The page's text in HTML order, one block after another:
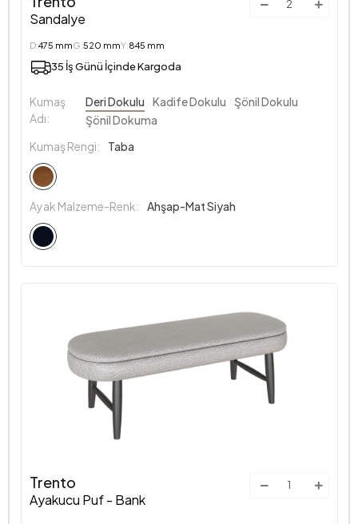
Sandalye
D:475 mmG:520 mmY:845 mm
35 İş Günü İçinde Kargoda
Kumaş
Adı:
Deri Dokulu Kadife Dokulu
Şönil Dokulu
Şönil Dokuma
Kumaş Rengi:
Taba
Ayak Malzeme-Renk: Ahşap-Mat Siyah
Trento
Ayakucu Puf - Bank